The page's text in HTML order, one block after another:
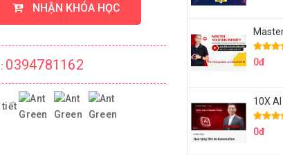
NHẬN KHÓA HỌC
0394781162
tiết
0đ
0đ